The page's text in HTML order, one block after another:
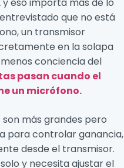
que no está
un transmisor
en la solapa
conciencia del
pasan cuando el
un micrófono.
son más grandes pero
para controlar ganancia,
desde el transmisor.
y necesita ajustar el